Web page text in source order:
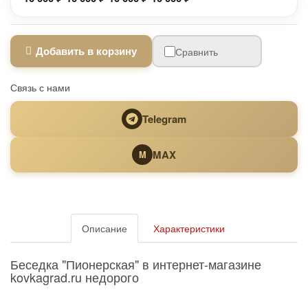
Добавить в корзину Сравнить
Связь с нами
Telegram
M MAX
Описание Характеристики
Беседка "Пионерская" в интернет-магазине
kovkagrad.ru недорого